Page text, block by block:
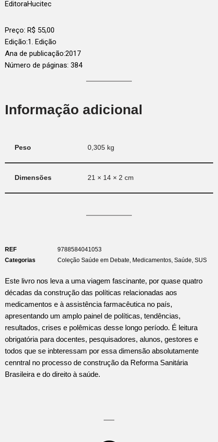
EditoraHucitec
Preço: R$ 55,00
Edição:1. Edição
Ana de publicação:2017
Número de páginas: 384
Informação adicional
Peso 0,305 kg
Dimensões 21 × 14 × 2 cm
REF
9788584041053
Categorias
Coleção Saúde em Debate Medicamentos Saúde SUS
Este livro nos leva a uma viagem fascinante, por quase quatro
décadas da construção das políticas relacionadas aos
medicamentos e à assistência farmacêutica no país,
apresentando um amplo painel de políticas, tendências,
resultados, crises e polêmicas desse longo período. É leitura
obrigatória para docentes, pesquisadores, alunos, gestores e
todos que se inbteressam por essa dimensão absolutamente
cenntral no processo de construção da Reforma Sanitária
Brasileira e do direito à saúde.